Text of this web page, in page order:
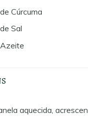
Cúrcuma
Sal
aquecida,